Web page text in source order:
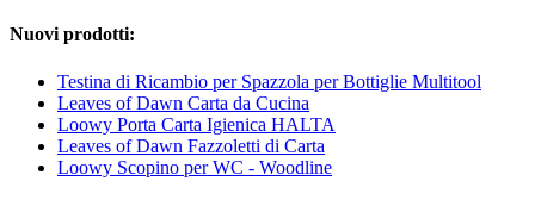
Nuovi prodotti:
Testina di Ricambio per Spazzola per Bottiglie Multitool
Leaves of Dawn Carta da Cucina
Loowy Porta Carta Igienica HALTA
Leaves of Dawn Fazzoletti di Carta
Loowy Scopino per WC - Woodline